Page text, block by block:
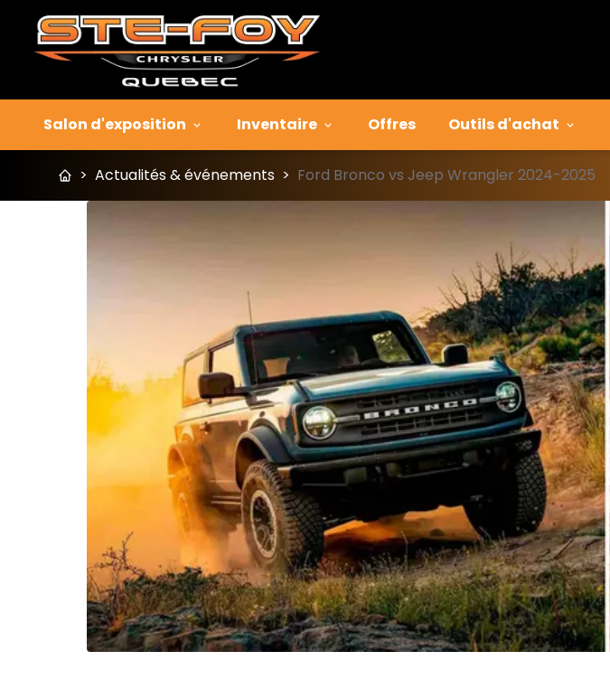
Salon d'exposition Inventaire Offres Outils d'achat
> Actualités & événements > Ford Bronco vs Jeep Wrangler 2024-2025